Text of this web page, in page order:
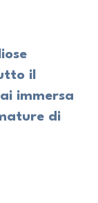
il
immersa
di